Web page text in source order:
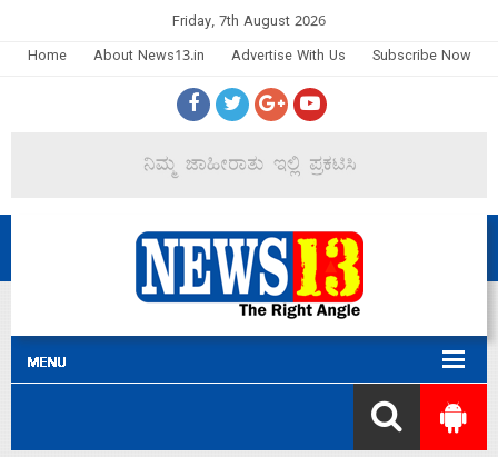
Friday, 7th August 2026
Home
About News13.in Advertise With Us Subscribe Now